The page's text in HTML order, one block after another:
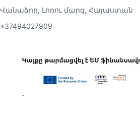
Վանաձոր, Լոռու մարզ, Հայաստան
+37494027909